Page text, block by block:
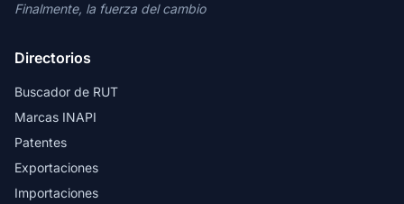
Finalmente, la fuerza del cambio
Directorios
Buscador de RUT
Marcas INAPI
Patentes
Exportaciones
Importaciones